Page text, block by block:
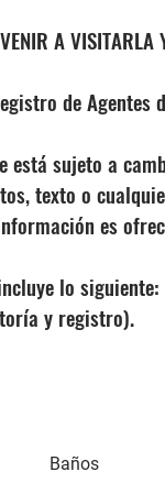
A VISITARLA
de
está sujeto a
texto o
es
lo
y registro).
Baños